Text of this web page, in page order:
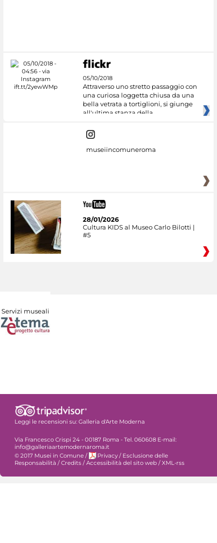
05/10/2018
Attraverso uno stretto passaggio con
una curiosa loggetta chiusa da una
bella vetrata a tortiglioni, si giunge
all'ultima stanza della
museiincomuneroma
28/01/2026
Cultura KIDS al Museo Carlo Bilotti |
#5
Servizi museali
Leggi le recensioni su: Galleria d'Arte Moderna
Via Francesco Crispi 24 - 00187 Roma - Tel. 060608 E-mail:
info@galleriaartemodernaroma.it
© 2017 Musei in Comune / Privacy / Esclusione delle
Responsabilità /Credits /Accessibilità del sito web /XML-rss